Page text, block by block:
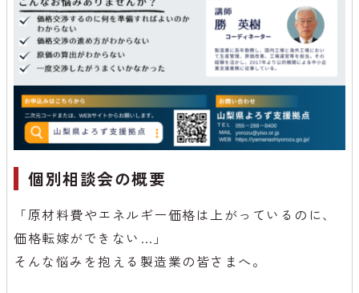
個別相談会の概要
「原材料費やエネルギー価格は上がっているのに、
価格転嫁ができない…」
そんな悩みを抱える製造業の皆さまへ。